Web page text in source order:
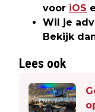
voor iOS
Wil je
Bekijk
Lees ook